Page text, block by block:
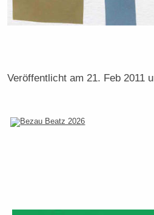
Veröffentlicht am21. Feb 2011